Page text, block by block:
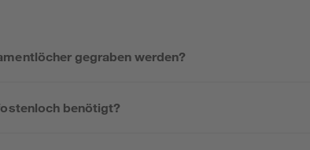
gegraben werden?
benötigt?